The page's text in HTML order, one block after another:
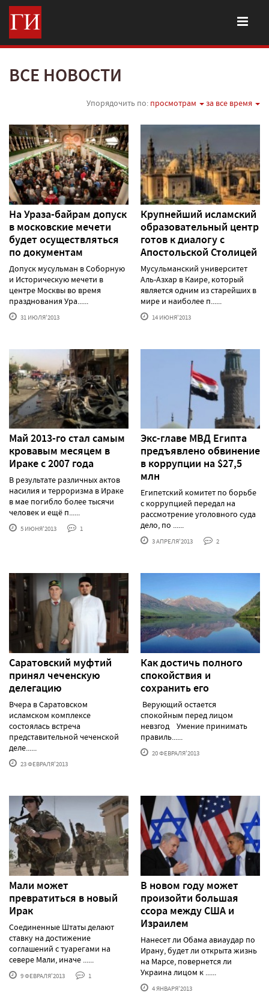
ВСЕ НОВОСТИ
Упорядочить по: просмотрам за все время
На Ураза-байрам допуск
в московские мечети
будет осуществляться
по документам
Допуск мусульман в Соборную
и Историческую мечети в
центре Москвы во время
празднования Ура......
31 ИЮЛЯ'2013
Крупнейший исламский
образовательный центр
готов к диалогу с
Апостольской Столицей
Мусульманский университет
Аль-Азхар в Каире, который
является одним из старейших в
мире и наиболее п......
14 ИЮНЯ'2013
Май 2013-го стал самым
кровавым месяцем в
Ираке с 2007 года
В результате различных актов
насилия и терроризма в Ираке
в мае погибло более тысячи
человек и ещё п......
5 ИЮНЯ'2013 1
Экс-главе МВД Египта
предъявлено обвинение
в коррупции на $27,5
млн
Египетский комитет по борьбе
с коррупцией передал на
рассмотрение уголовного суда
дело, по ......
3 АПРЕЛЯ'2013 2
Саратовский муфтий
принял чеченскую
делегацию
Вчера в Саратовском
исламском комплексе
состоялась встреча
представительной чеченской
деле......
23 ФЕВРАЛЯ'2013
Как достичь полного
спокойствия и
сохранить его
Верующий остается
спокойным перед лицом
невзгод Умение принимать
правиль......
20 ФЕВРАЛЯ'2013
Мали может
превратиться в новый
Ирак
Соединенные Штаты делают
ставку на достижение
соглашений с туарегами на
севере Мали, иначе ......
9 ФЕВРАЛЯ'2013 1
В новом году может
произойти большая
ссора между США и
Израилем
Нанесет ли Обама авиаудар по
Ирану, будет ли открыта жизнь
на Марсе, повернется ли
Украина лицом к ......
4 ЯНВАРЯ'2013